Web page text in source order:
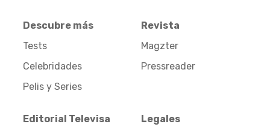
Descubre más
Tests
Celebridades
Pelis y Series
Revista
Magzter
Pressreader
Editorial Televisa
Legales